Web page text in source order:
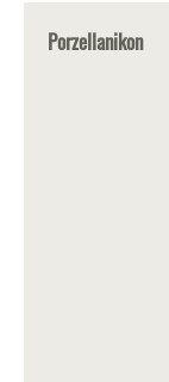
Porzellanikon